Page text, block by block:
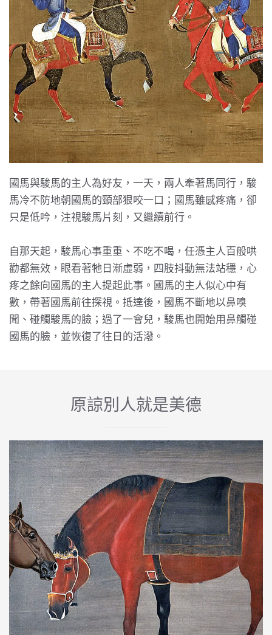
國馬與駿馬的主人為好友，一天，兩人牽著馬同行，駿
馬冷不防地朝國馬的頸部狠咬一口；國馬雖感疼痛，卻
只是低吟，注視駿馬片刻，又繼續前行。
自那天起，駿馬心事重重、不吃不喝，任憑主人百般哄
勸都無效，眼看著牠日漸虛弱，四肢抖動無法站穩，心
疼之餘向國馬的主人提起此事。國馬的主人似心中有
數，帶著國馬前往探視。抵達後，國馬不斷地以鼻嗅
聞、碰觸駿馬的臉；過了一會兒，駿馬也開始用鼻觸碰
國馬的臉，並恢復了往日的活潑。
原諒別人就是美德